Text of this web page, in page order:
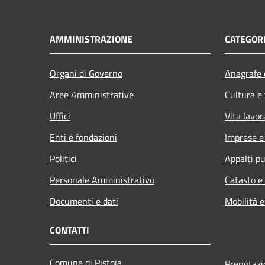
AMMINISTRAZIONE
Organi di Governo
Aree Amministrative
Uffici
Enti e fondazioni
Politici
Personale Amministrativo
Documenti e dati
Cultura
Vita
Imprese
Appalti
Catasto
Mobilità
CONTATTI